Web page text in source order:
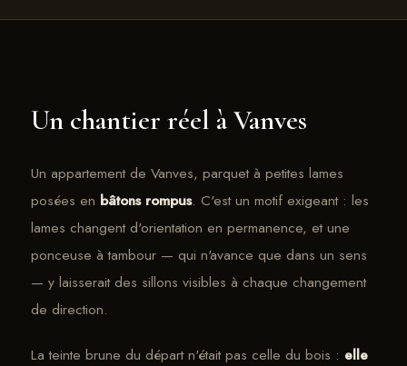
Un chantier réel à Vanves
Un appartement de Vanves, parquet à petites lames
posées en bâtons rompus. C'est un motif exigeant : les
lames changent d'orientation en permanence, et une
ponceuse à tambour — qui n'avance que dans un sens
— y laisserait des sillons visibles à chaque changement
de direction.
La teinte brune du départ n'était pas celle du bois : elle